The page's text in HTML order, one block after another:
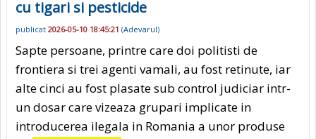
cu tigari si pesticide
publicat 2026-05-10 18:45:21 (Adevarul)
Sapte persoane, printre care doi politisti de
frontiera si trei agenti vamali, au fost retinute, iar
alte cinci au fost plasate sub control judiciar intr-
un dosar care vizeaza grupari implicate in
introducerea ilegala in Romania a unor produse